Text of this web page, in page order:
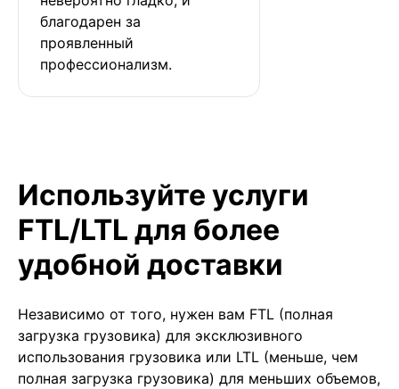
благодарен за
проявленный
профессионализм.
Используйте услуги
FTL/LTL для более
удобной доставки
Независимо от того, нужен вам FTL (полная
загрузка грузовика) для эксклюзивного
использования грузовика или LTL (меньше, чем
полная загрузка грузовика) для меньших объемов,